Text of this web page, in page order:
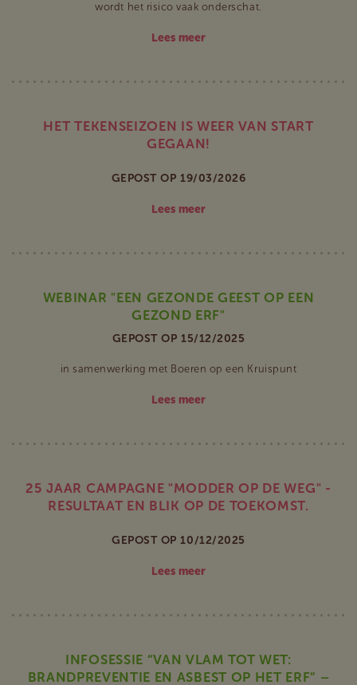
wordt het risico vaak onderschat.
Lees meer
HET TEKENSEIZOEN IS WEER VAN START
GEGAAN!
GEPOST OP 19/03/2026
Lees meer
WEBINAR "EEN GEZONDE GEEST OP EEN
GEZOND ERF"
GEPOST OP 15/12/2025
in samenwerking met Boeren op een Kruispunt
Lees meer
25 JAAR CAMPAGNE "MODDER OP DE WEG" -
RESULTAAT EN BLIK OP DE TOEKOMST.
GEPOST OP 10/12/2025
Lees meer
INFOSESSIE “VAN VLAM TOT WET:
BRANDPREVENTIE EN ASBEST OP HET ERF” –